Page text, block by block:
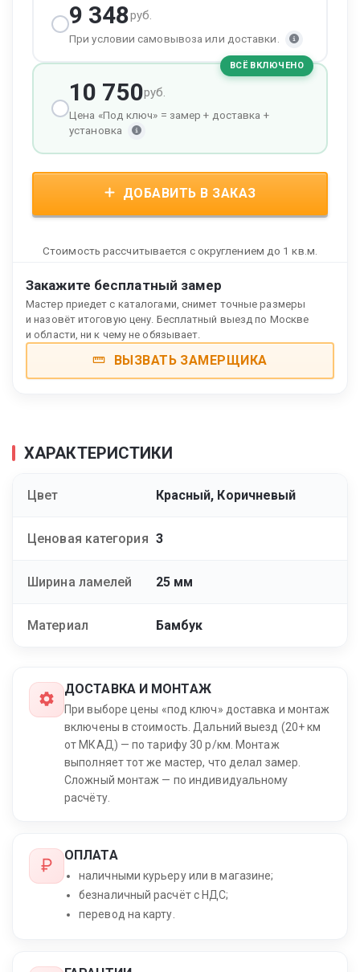
9 348руб.
При условии самовывоза или доставки.
ВСЁ ВКЛЮЧЕНО
10 750руб.
Цена «Под ключ» = замер + доставка +
установка
ДОБАВИТЬ В ЗАКАЗ
Стоимость рассчитывается с округлением до 1 кв.м.
Закажите бесплатный замер
Мастер приедет с каталогами, снимет точные размеры
и назовёт итоговую цену. Бесплатный выезд по Москве
и области, ни к чему не обязывает.
ВЫЗВАТЬ ЗАМЕРЩИКА
ХАРАКТЕРИСТИКИ
Цвет Красный, Коричневый
Ценовая категория 3
Ширина ламелей 25 мм
Материал Бамбук
ДОСТАВКА И МОНТАЖ
При выборе цены «под ключ» доставка и монтаж
включены в стоимость. Дальний выезд (20+ км
от МКАД) — по тарифу 30 р/км. Монтаж
выполняет тот же мастер, что делал замер.
Сложный монтаж — по индивидуальному
расчёту.
ОПЛАТА
наличными курьеру или в магазине;
безналичный расчёт с НДС;
перевод на карту.